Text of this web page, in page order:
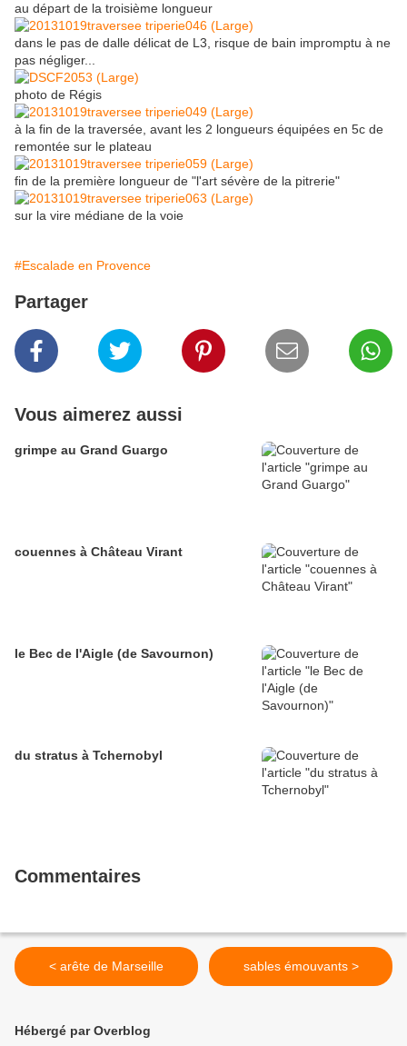
au départ de la troisième longueur
dans le pas de dalle délicat de L3, risque de bain impromptu à ne
pas négliger...
photo de Régis
à la fin de la traversée, avant les 2 longueurs équipées en 5c de
remontée sur le plateau
fin de la première longueur de "l'art sévère de la pitrerie"
sur la vire médiane de la voie
#Escalade en Provence
Partager
Vous aimerez aussi
grimpe au Grand Guargo
couennes à Château Virant
le Bec de l'Aigle (de Savournon)
du stratus à Tchernobyl
Commentaires
< arête de Marseille sables émouvants >
Hébergé par Overblog